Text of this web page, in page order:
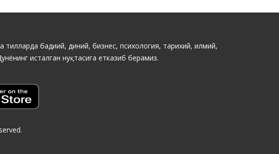
бадиий, диний, бизнес, психология, тарихий, илмий,
исталган нуқтасига етказиб берамиз.